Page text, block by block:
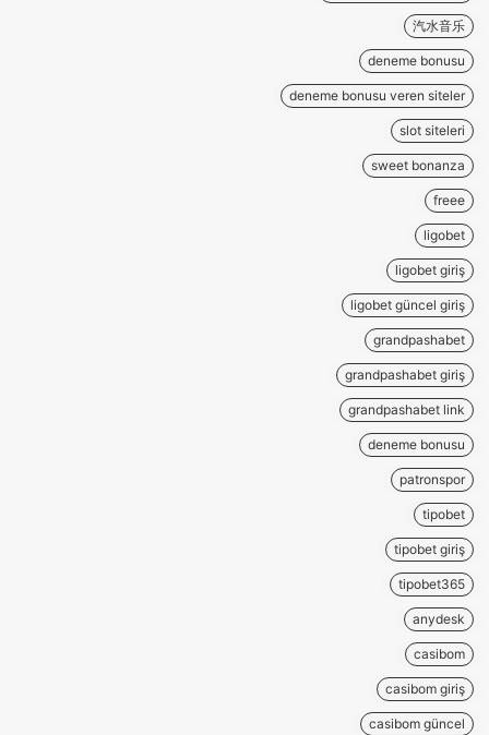
汽水音乐
deneme bonusu
deneme bonusu veren siteler
slot siteleri
sweet bonanza
freee
ligobet
ligobet giriş
ligobet güncel giriş
grandpashabet
grandpashabet giriş
grandpashabet link
deneme bonusu
patronspor
tipobet
tipobet giriş
tipobet365
anydesk
casibom
casibom giriş
casibom güncel